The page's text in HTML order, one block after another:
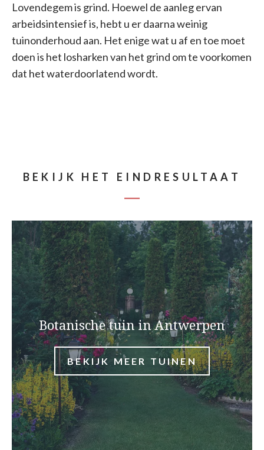
Lovendegem is grind. Hoewel de aanleg ervan
arbeidsintensief is, hebt u er daarna weinig
tuinonderhoud aan. Het enige wat u af en toe moet
doen is het losharken van het grind om te voorkomen
dat het waterdoorlatend wordt.
BEKIJK HET EINDRESULTAAT
Botanische tuin in Antwerpen
BEKIJK MEER TUINEN